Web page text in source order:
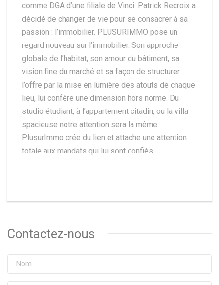
comme DGA d’une filiale de Vinci. Patrick Recroix a
décidé de changer de vie pour se consacrer à sa
passion : l’immobilier. PLUSURIMMO pose un
regard nouveau sur l’immobilier. Son approche
globale de l’habitat, son amour du bâtiment, sa
vision fine du marché et sa façon de structurer
l’offre par la mise en lumière des atouts de chaque
lieu, lui confère une dimension hors norme. Du
studio étudiant, à l’appartement citadin, ou la villa
spacieuse notre attention sera la même.
PlusurImmo crée du lien et attache une attention
totale aux mandats qui lui sont confiés.
Contactez-nous